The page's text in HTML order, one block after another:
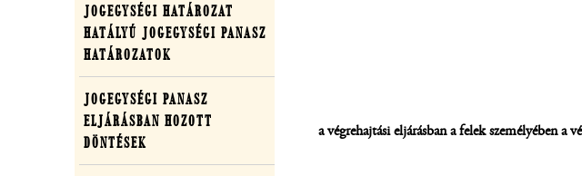
a végrehajtási eljárásban a felek személyében
egységesítő
tevékenység
JOGEGYSÉGI HATÁROZAT
HATÁLYÚ JOGEGYSÉGI PANASZ
HATÁROZATOK
JOGEGYSÉGI PANASZ
ELJÁRÁSBAN HOZOTT
DÖNTÉSEK